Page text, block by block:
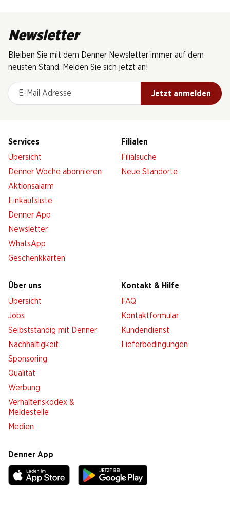
Newsletter
Bleiben Sie mit dem Denner Newsletter immer auf dem
neusten Stand. Melden Sie sich jetzt an!
E-Mail Adresse
Jetzt anmelden
Services
Übersicht
Denner Woche abonnieren
Aktionsalarm
Einkaufsliste
Denner App
Newsletter
WhatsApp
Geschenkkarten
Filialen
Filialsuche
Neue Standorte
Über uns
Übersicht
Jobs
Selbstständig mit Denner
Nachhaltigkeit
Sponsoring
Qualität
Werbung
Verhaltenskodex &
Meldestelle
Medien
Kontakt & Hilfe
FAQ
Kontaktformular
Kundendienst
Lieferbedingungen
Denner App